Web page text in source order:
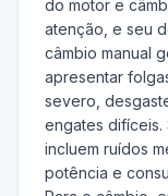
do motor e
atenção, e seu
câmbio manual
apresentar
severo,
engates difíceis.
incluem ruídos
potência e